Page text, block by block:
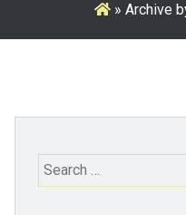
» Archive
Search
for: